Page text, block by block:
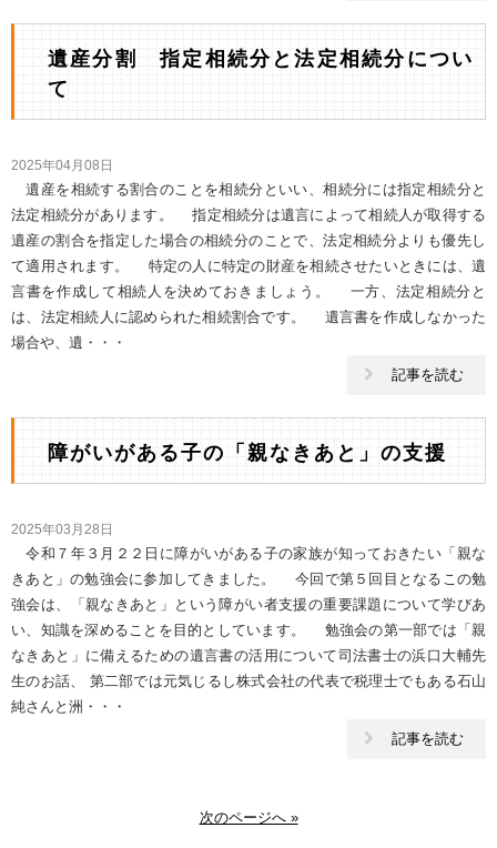
遺産分割 指定相続分と法定相続分につい
て
2025年04月08日
遺産を相続する割合のことを相続分といい、相続分には指定相続分と
法定相続分があります。 指定相続分は遺言によって相続人が取得する
遺産の割合を指定した場合の相続分のことで、法定相続分よりも優先し
て適用されます。 特定の人に特定の財産を相続させたいときには、遺
言書を作成して相続人を決めておきましょう。 一方、法定相続分と
は、法定相続人に認められた相続割合です。 遺言書を作成しなかった
場合や、遺・・・
記事を読む
障がいがある子の「親なきあと」の支援
2025年03月28日
令和７年３月２２日に障がいがある子の家族が知っておきたい「親な
きあと」の勉強会に参加してきました。 今回で第５回目となるこの勉
強会は、「親なきあと」という障がい者支援の重要課題について学びあ
い、知識を深めることを目的としています。 勉強会の第一部では「親
なきあと」に備えるための遺言書の活用について司法書士の浜口大輔先
生のお話、 第二部では元気じるし株式会社の代表で税理士でもある石山
純さんと洲・・・
記事を読む
次のページへ »